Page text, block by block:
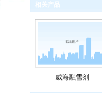
相关产品
威海融雪剂